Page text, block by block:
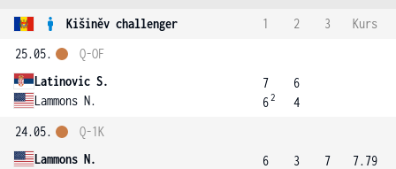
Kišiněv challenger 1 2 3
Kurs
25.05.
Latinovic S.
Lammons N.
Q-OF
7
62
6
4
24.05.
Lammons N.
Q-1K
6
3
7
7.79